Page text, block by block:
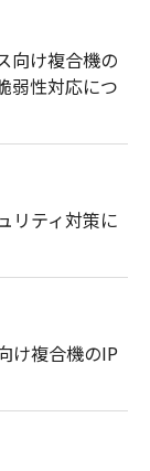
向け複合機の
弱性対応につ
リティ対策に
け複合機のIP